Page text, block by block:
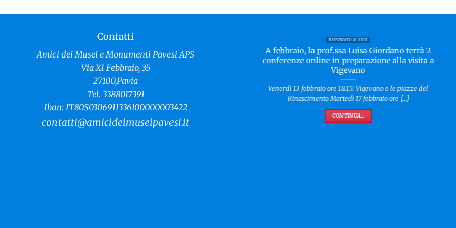
Contatti
Amici dei Musei e Monumenti Pavesi APS
Via XI Febbraio, 35
27100,Pavia
Tel. 3388017391
Iban: IT80S0306911336100000003422
contatti@amicideimuseipavesi.it
RISERVATO AI SOCI
Mercoledì 28 gennaio ore 18.00: conferenza online
La decorazione in cotto a Pavia tra Medioevo ed Età
moderna, relatore il prof. Davide Tolomelli
CONTINUA...
RISERVATO AI SOCI
A febbraio, la prof.ssa Luisa Giordano terrà 2
conferenze online in preparazione alla visita a
Vigevano
Venerdì 13 febbraio ore 18.15: Vigevano e le piazze del
Rinascimento Martedì 17 febbraio ore [...]
CONTINUA...